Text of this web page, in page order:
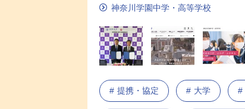
神奈川学園中学・高等学校
提携・協定 大学